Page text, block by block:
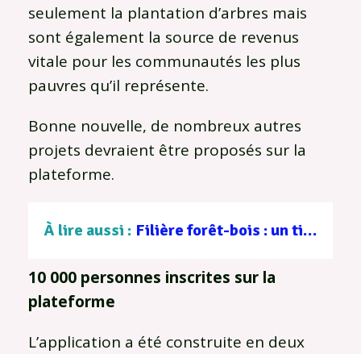
seulement la plantation d’arbres mais
sont également la source de revenus
vitale pour les communautés les plus
pauvres qu’il représente.
Bonne nouvelle, de nombreux autres
projets devraient être proposés sur la
plateforme.
À lire aussi : Filière forêt-bois : un tissu d’entreprises au service d’une gestion durable
10 000 personnes inscrites sur la
plateforme
L’application a été construite en deux